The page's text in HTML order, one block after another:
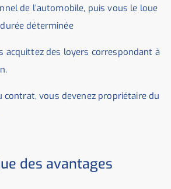
de l’automobile, puis vous le loue
déterminée
acquittez des loyers correspondant à
contrat, vous devenez propriétaire du
des avantages